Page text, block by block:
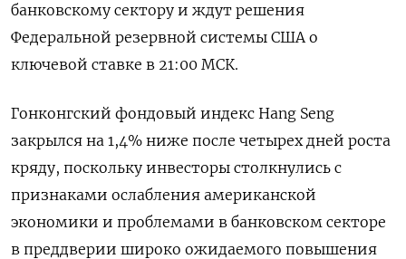
банковскому сектору и ждут решения
Федеральной резервной системы США о
ключевой ставке в 21:00 МСК.
Гонконгский фондовый индекс Hang Seng
закрылся на 1,4% ниже после четырех дней роста
кряду, поскольку инвесторы столкнулись с
признаками ослабления американской
экономики и проблемами в банковском секторе
в преддверии широко ожидаемого повышения